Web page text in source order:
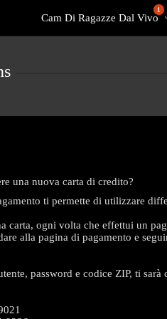
Cams
1
Cam Di Ragazze Dal Vivo
una nuova carta di credito?
ti permette di utilizzare
carta, ogni volta che effettui un
alla pagina di pagamento e
password e codice ZIP, ti